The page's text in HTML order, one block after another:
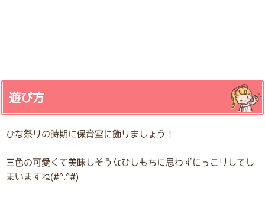
遊び方
ひな祭りの時期に保育室に飾りましょう！
三色の可愛くて美味しそうなひしもちに思わずにっこりしてし
まいますね(#^.^#)